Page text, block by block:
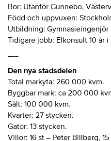
Bor: Utanför Gunnebo,
Född och uppvuxen:
Utbildning: Gymnasieingenjör
Tidigare jobb: Elkonsult 10 år i
—–
Den nya stadsdelen
Total markyta: 260 000 kvm.
Byggbar mark: ca 200 000
Sålt: 100 000 kvm.
Kvarter: 27 stycken.
Gator: 13 stycken.
Villor: 16 st – Peter Billberg,